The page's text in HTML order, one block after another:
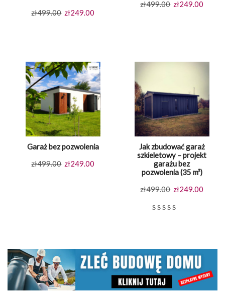
zł499.00 Pierwotna
zł249.00
zł499.00 Pierwotna
zł249.00
Garaż bez pozwolenia
zł499.00 Pierwotna
zł249.00
Jak zbudować garaż
szkieletowy – projekt
garażu bez
pozwolenia (35 m²)
zł499.00 Pierwotna
zł249.00